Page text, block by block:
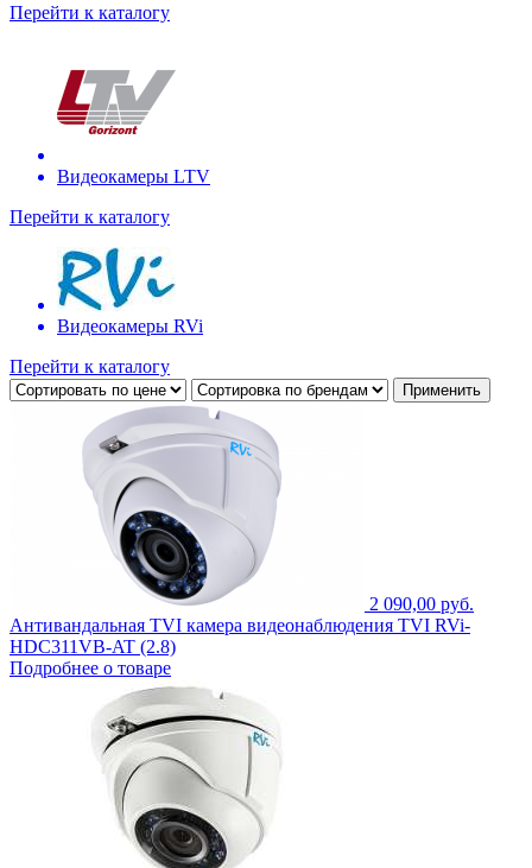
Перейти к каталогу
Видеокамеры LTV
Перейти к каталогу
Видеокамеры RVi
Перейти к каталогу
2 090,00 руб.
Антивандальная TVI камера видеонаблюдения TVI RVi-
HDC311VB-AT (2.8)
Подробнее о товаре